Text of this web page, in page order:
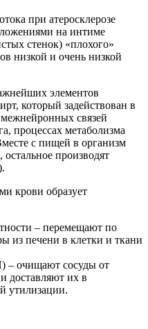
при атеросклерозе
на интиме
стенок) «плохого»
низкой и очень низкой
элементов
который задействован в
связей
процессах метаболизма
с пищей в организм
остальное производят
крови образует
– перемещают по
из печени в клетки и ткани
– очищают сосуды от
их в
утилизации.